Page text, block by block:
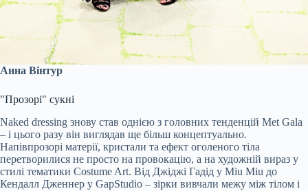
Анна Вінтур
"Прозорі" сукні
Naked dressing знову став однією з головних тенденцій Met Gala
– і цього разу він виглядав ще більш концептуально.
Напівпрозорі матерії, кристали та ефект оголеного тіла
перетворилися не просто на провокацію, а на художній вираз у
стилі тематики Costume Art. Від Джіджі Гадід у Miu Miu до
Кендалл Дженнер у GapStudio – зірки вивчали межу між тілом і